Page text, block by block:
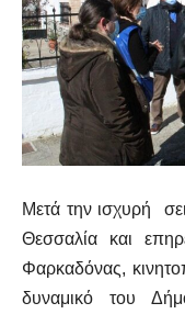
Μετά την ισχυρή
Θεσσαλία και
Φαρκαδόνας,
δυναμικό του